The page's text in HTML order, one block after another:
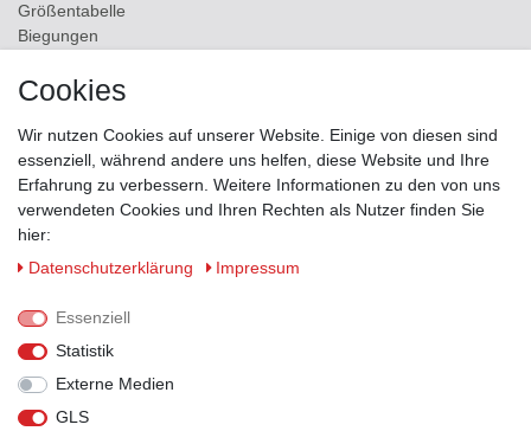
Größentabelle
Biegungen
Kontakt
ZAHLUNGSMÖGLICHKEITEN
Cookies
Wir nutzen Cookies auf unserer Website. Einige von diesen sind
essenziell, während andere uns helfen, diese Website und Ihre
Erfahrung zu verbessern. Weitere Informationen zu den von uns
verwendeten Cookies und Ihren Rechten als Nutzer finden Sie
hier:
Daten­schutz­erklärung
Impressum
Essenziell
Statistik
Externe Medien
GLS